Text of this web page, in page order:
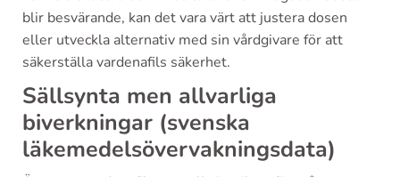
blir besvärande, kan det vara värt att justera dosen
eller utveckla alternativ med sin vårdgivare för att
säkerställa vardenafils säkerhet.
Sällsynta men allvarliga
biverkningar (svenska
läkemedelsövervakningsdata)